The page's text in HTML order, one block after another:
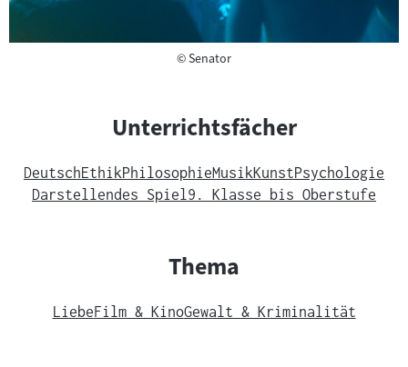
©Copyright
Senator
Unterrichtsfächer
DeutschEthikPhilosophieMusikKunstPsychologie
Darstellendes Spiel 9. Klasse bis Oberstufe
Thema
LiebeFilm & KinoGewalt & Kriminalität